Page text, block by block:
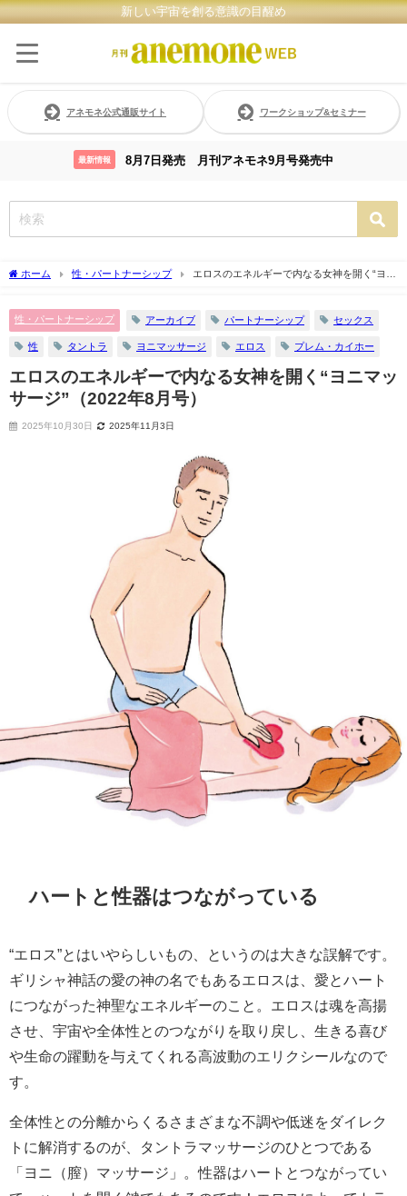
新しい宇宙を創る意識の目醒め
アネモネ公式通販サイト ワークショップ&セミナー
最新情報 8月7日発売 月刊アネモネ9月号発売中
ホーム 性・パートナーシップ
エロスのエネルギーで内なる女神を開く“ヨニ
性・パートナーシップ アーカイブ パートナーシップ セックス
性 タントラ ヨニマッサージ エロス プレム・カイホー
エロスのエネルギーで内なる女神を開く“ヨニマッ
サージ”（2022年8月号）
2025年10月30日 2025年11月3日
ハートと性器はつながっている
“エロス”とはいやらしいもの、というのは大きな誤解です。
ギリシャ神話の愛の神の名でもあるエロスは、愛とハート
につながった神聖なエネルギーのこと。エロスは魂を高揚
させ、宇宙や全体性とのつながりを取り戻し、生きる喜び
や生命の躍動を与えてくれる高波動のエリクシールなので
す。
全体性との分離からくるさまざまな不調や低迷をダイレク
トに解消するのが、タントラマッサージのひとつである
「ヨニ（膣）マッサージ」。性器はハートとつながってい